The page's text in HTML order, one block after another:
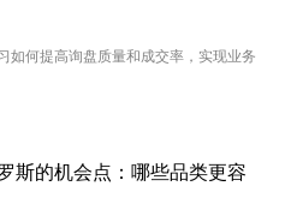
如何提高询盘质量和成交率，实现业务
斯的机会点：哪些品类更容